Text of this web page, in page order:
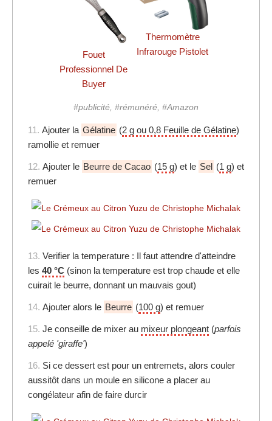
Fouet
Professionnel De
Buyer
Thermomètre
Infrarouge Pistolet
#publicité, #rémunéré, #Amazon
11. Ajouter la Gélatine (2 g ou 0,8 Feuille de Gélatine)
ramollie et remuer
12. Ajouter le Beurre de Cacao (15 g) et le Sel (1 g) et
remuer
13. Verifier la temperature : Il faut attendre d'atteindre
les 40 °C (sinon la temperature est trop chaude et elle
cuirait le beurre, donnant un mauvais gout)
14. Ajouter alors le Beurre (100 g) et remuer
15. Je conseille de mixer au mixeur plongeant (parfois
appelé 'giraffe')
16. Si ce dessert est pour un entremets, alors couler
aussitôt dans un moule en silicone a placer au
congélateur afin de faire durcir